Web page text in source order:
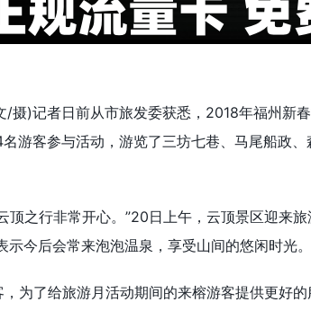
摄)记者日前从市旅发委获悉，2018年福州新
游客参与活动，游览了三坊七巷、马尾船政
顶之行非常开心。”20日上午，云顶景区迎来
今后会常来泡泡温泉，享受山间的悠闲时光。
为了给旅游月活动期间的来榕游客提供更好